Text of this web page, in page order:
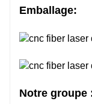
Emballage:
Notre groupe